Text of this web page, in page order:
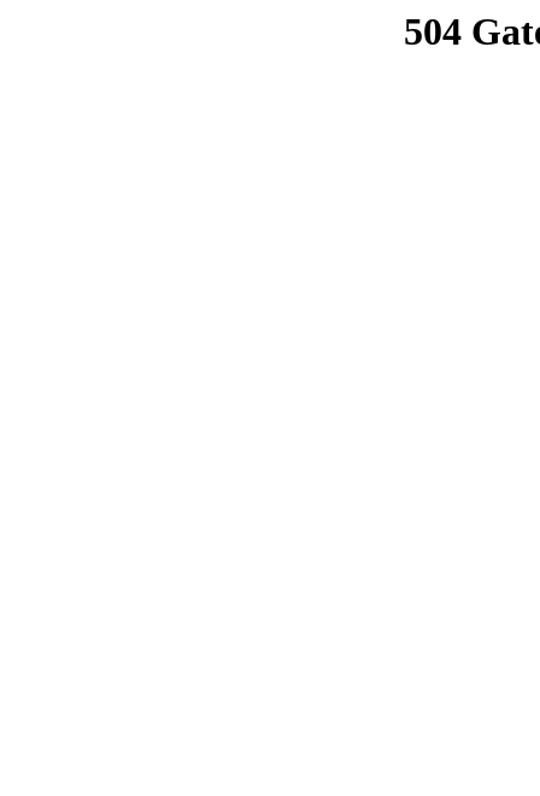
504